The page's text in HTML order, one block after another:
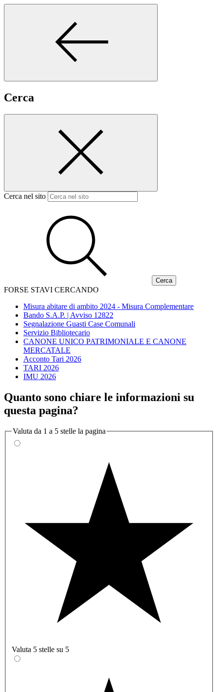
Cerca
Cerca nel sito
FORSE STAVI CERCANDO
Misura abitare di ambito 2024 - Misura Complementare
Bando S.A.P. | Avviso 12822
Segnalazione Guasti Case Comunali
Servizio Bibliotecario
CANONE UNICO PATRIMONIALE E CANONE
MERCATALE
Acconto Tari 2026
TARI 2026
IMU 2026
Quanto sono chiare le informazioni su
questa pagina?
Valuta da 1 a 5 stelle la pagina
Valuta 5 stelle su 5